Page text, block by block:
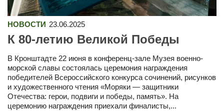
НОВОСТИ 23.06.2025
К 80-летию Великой Победы
В Кронштадте 22 июня в конференц-зале Музея военно-
морской славы состоялась церемония награждения
победителей Всероссийского конкурса сочинений, рисунков
и художественного чтения «Моряки — защитники
Отечества: герои, подвиги и победы, память». На
церемонию награждения приехали финалисты,...